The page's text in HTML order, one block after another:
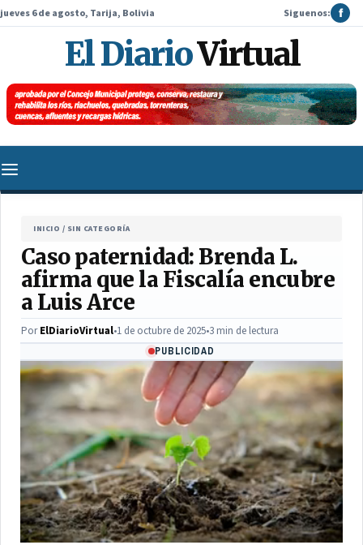
jueves 6 de agosto, Tarija, Bolivia Siguenos: f
El DiarioVirtual
INICIO / SIN CATEGORÍA
Caso paternidad: Brenda L.
afirma que la Fiscalía encubre
a Luis Arce
PorElDiarioVirtual•1 de octubre de 2025•3 min de lectura
PUBLICIDAD